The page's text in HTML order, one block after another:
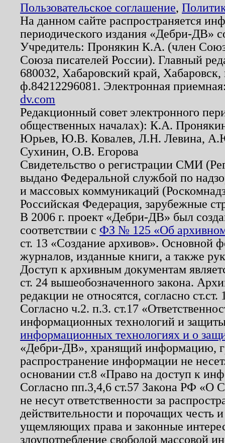
Пользовательское соглашение,
На данном сайте распространяется
периодического издания «Дебри-ДВ»
Учредитель: Пронякин К.А. (член
Союза писателей России). Главный
680032, Хабаровский край,
ф.84212296081. Электронная
dv.com
Редакционный совет электронного
общественных началах): К.А.
Юрьев, Ю.В. Ковалев, Л.Н. Левина,
Сухинин, О.В. Егорова
Свидетельство о регистрации СМИ
выдано Федеральной службой по
и массовых коммуникаций
Российская Федерация, зарубежные
В 2006 г. проект «Дебри-ДВ» был
соответствии с ФЗ № 125 «Об
ст. 13 «Создание архивов». Основной
журналов, изданные книги, а также
Доступ к архивным документам
ст. 24 вышеобозначенного закона.
редакции не относятся, согласно
Согласно ч.2. п.3. ст.17
информационных технологий и
информационных технологиях и о
«Дебри-ДВ», хранящий информацию,
распространение информации не
основании ст.8 «Право на доступ к
Согласно пп.3,4,6 ст.57 Закона РФ «О
не несут ответственности за
действительности и порочащих честь
ущемляющих права и законные
злоупотребление свободой массовой